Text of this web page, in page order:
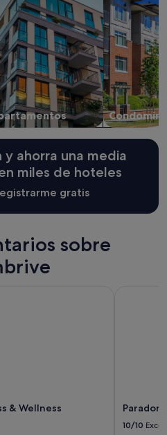
y ahorra una media
miles de hoteles
gratis
sobre
& Wellness Parador
10/10